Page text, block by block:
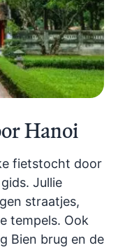
Hanoi
fietstocht door
Jullie
straatjes,
tempels. Ook
Bien brug en de